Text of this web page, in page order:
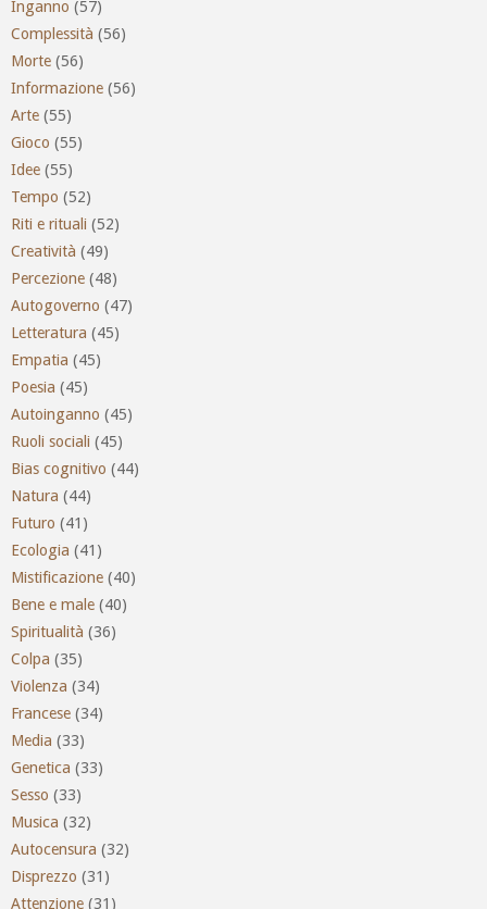
Inganno (57)
Complessità (56)
Morte (56)
Informazione (56)
Arte (55)
Gioco (55)
Idee (55)
Tempo (52)
Riti e rituali (52)
Creatività (49)
Percezione (48)
Autogoverno (47)
Letteratura (45)
Empatia (45)
Poesia (45)
Autoinganno (45)
Ruoli sociali (45)
Bias cognitivo (44)
Natura (44)
Futuro (41)
Ecologia (41)
Mistificazione (40)
Bene e male (40)
Spiritualità (36)
Colpa (35)
Violenza (34)
Francese (34)
Media (33)
Genetica (33)
Sesso (33)
Musica (32)
Autocensura (32)
Disprezzo (31)
Attenzione (31)